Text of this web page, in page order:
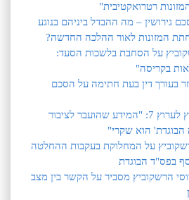
רטרואקטיבית"
גירושין – מה ההבדל ביניהם בנוגע
המזונות לאור ההלכה החדשה?
על הסחבת בלשכות הסעד:
בקריסה"
בעורך דין בעת חתימה על הסכם
עו"ד הרשקוביץ לערוץ 7: "המידע שהועבר לציבור
הבוגדת' הוא שקרי"
על המחלוקת בעקבות ההחלטה
בפס"ד הבוגדת
יוסי הרשקוביץ מסביר על הקשר בין מצב